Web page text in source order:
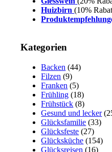
Huizbirn(10%
Kategorien
Backen (44)
Filzen (9)
Franken (5)
Frühling (18)
Frühstück (8)
Gesund und lecker
Glücksfamilie (33)
Glücksfeste (27)
Glücksküche (154)
Glücksreisen (16)